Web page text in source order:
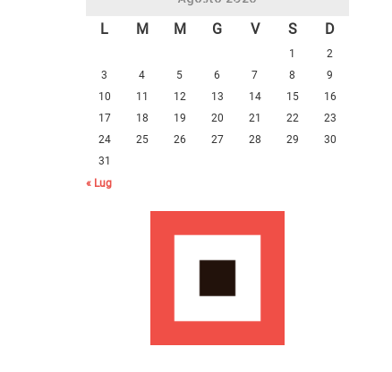
L M M G V S D
1
2
3
4 5 6 7 8
9
10
11 12 13 14 15
16
17
18 19 20 21 22
23
24
25 26 27 28 29
30
31
« Lug